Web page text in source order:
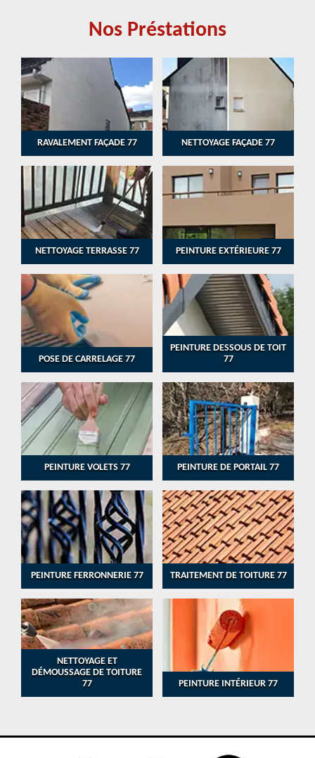
Nos Préstations
RAVALEMENT FAÇADE 77 NETTOYAGE FAÇADE 77
NETTOYAGE TERRASSE 77 PEINTURE EXTÉRIEURE 77
POSE DE CARRELAGE 77
PEINTURE DESSOUS DE TOIT
77
PEINTURE VOLETS 77 PEINTURE DE PORTAIL 77
PEINTURE FERRONNERIE 77 TRAITEMENT DE TOITURE 77
NETTOYAGE ET
DÉMOUSSAGE DE TOITURE
77
PEINTURE INTÉRIEUR 77